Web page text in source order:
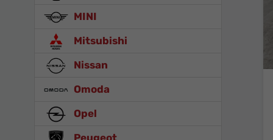
MINI
Mitsubishi
Nissan
Omoda
Opel
Peugeot